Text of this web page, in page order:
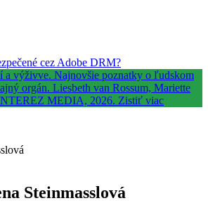
cez Adobe DRM?
Steinmasslová